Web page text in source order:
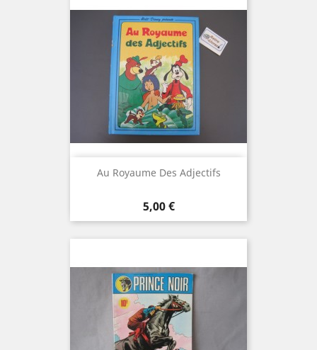
Au Royaume Des Adjectifs
Prix
5,00 €